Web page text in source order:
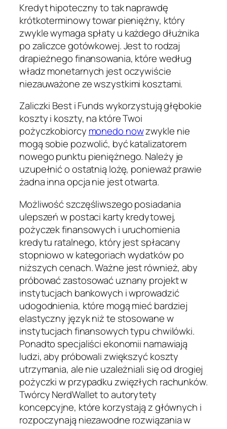
Kredyt hipoteczny to tak naprawdę
krótkoterminowy towar pieniężny, który
zwykle wymaga spłaty u każdego dłużnika
po zaliczce gotówkowej. Jest to rodzaj
drapieżnego finansowania, które według
władz monetarnych jest oczywiście
niezauważone ze wszystkimi kosztami.
Zaliczki Best i Funds wykorzystują głębokie
koszty i koszty, na które Twoi
pożyczkobiorcy monedo nowzwykle nie
mogą sobie pozwolić, być katalizatorem
nowego punktu pieniężnego. Należy je
uzupełnić o ostatnią lożę, ponieważ prawie
żadna inna opcja nie jest otwarta.
Możliwość szczęśliwszego posiadania
ulepszeń w postaci karty kredytowej,
pożyczek finansowych i uruchomienia
kredytu ratalnego, który jest spłacany
stopniowo w kategoriach wydatków po
niższych cenach. Ważne jest również, aby
próbować zastosować uznany projekt w
instytucjach bankowych i wprowadzić
udogodnienia, które mogą mieć bardziej
elastyczny język niż te stosowane w
instytucjach finansowych typu chwilówki.
Ponadto specjaliści ekonomii namawiają
ludzi, aby próbowali zwiększyć koszty
utrzymania, ale nie uzależniali się od drogiej
pożyczki w przypadku zwięzłych rachunków.
Twórcy NerdWallet to autorytety
koncepcyjne, które korzystają z głównych i
rozpoczynają niezawodne rozwiązania w